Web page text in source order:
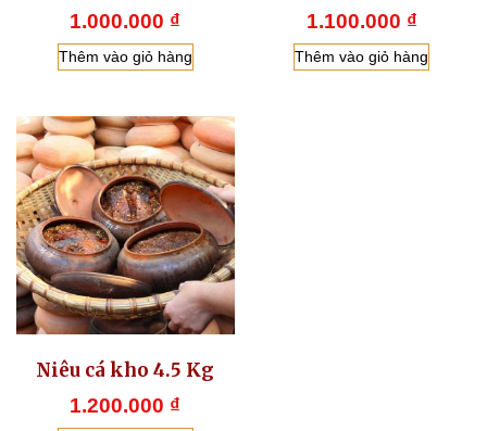
1.000.000 ₫
Thêm vào giỏ hàng
1.100.000 ₫
Thêm vào giỏ hàng
Niêu cá kho 4.5 Kg
1.200.000 ₫